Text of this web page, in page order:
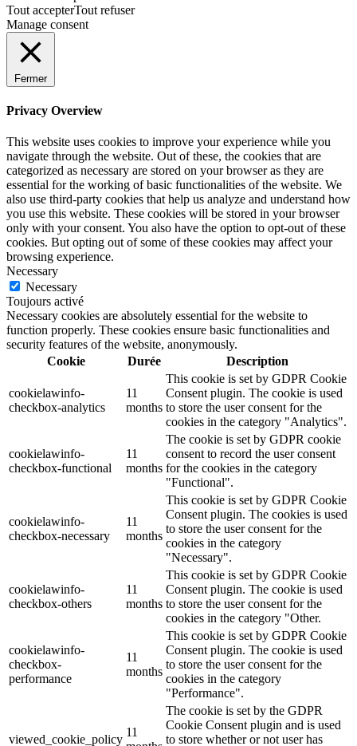
Tout accepterTout refuser
Manage consent
Fermer
Privacy Overview
This website uses cookies to improve your experience while you
navigate through the website. Out of these, the cookies that are
categorized as necessary are stored on your browser as they are
essential for the working of basic functionalities of the website. We
also use third-party cookies that help us analyze and understand how
you use this website. These cookies will be stored in your browser
only with your consent. You also have the option to opt-out of these
cookies. But opting out of some of these cookies may affect your
browsing experience.
Necessary
Necessary
Toujours activé
Necessary cookies are absolutely essential for the website to
function properly. These cookies ensure basic functionalities and
security features of the website, anonymously.
Cookie
Durée Description
cookielawinfo-
checkbox-analytics
11
months
This cookie is set by GDPR Cookie
Consent plugin. The cookie is used
to store the user consent for the
cookies in the category "Analytics".
cookielawinfo-
checkbox-functional
11
months
The cookie is set by GDPR cookie
consent to record the user consent
for the cookies in the category
"Functional".
cookielawinfo-
checkbox-necessary
11
months
This cookie is set by GDPR Cookie
Consent plugin. The cookies is used
to store the user consent for the
cookies in the category
"Necessary".
cookielawinfo-
checkbox-others
11
months
This cookie is set by GDPR Cookie
Consent plugin. The cookie is used
to store the user consent for the
cookies in the category "Other.
cookielawinfo-
checkbox-
performance
11
months
This cookie is set by GDPR Cookie
Consent plugin. The cookie is used
to store the user consent for the
cookies in the category
"Performance".
viewed_cookie_policy
11
The cookie is set by the GDPR
Cookie Consent plugin and is used
to store whether or not user has